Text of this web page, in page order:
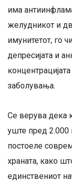
има
желудникот и
имунитетот, го
депресијата и
заболувања.
Се верува дека
уште пред 2.000
постоеле
храната, како
единствениот